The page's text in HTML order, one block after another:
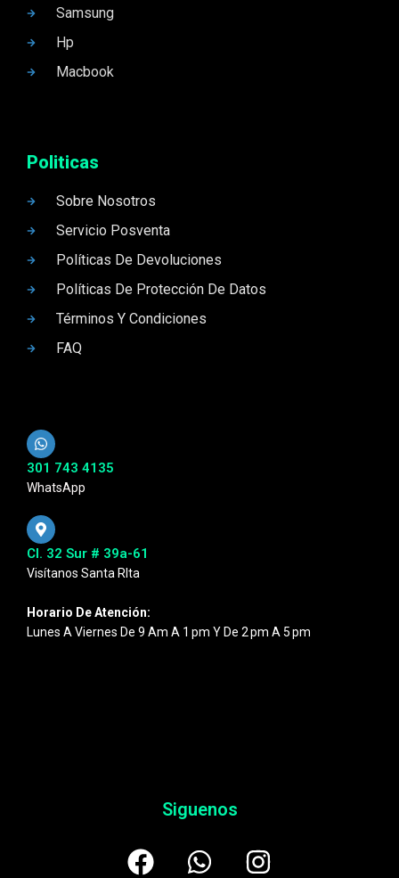
Samsung
Hp
Macbook
Politicas
Sobre Nosotros
Servicio Posventa
Políticas De Devoluciones
Políticas De Protección De Datos
Términos Y Condiciones
FAQ
301 743 4135
WhatsApp
Cl. 32 Sur # 39a-61
Visítanos Santa RIta
Horario De Atención:
Lunes A Viernes De 9 Am A 1 Pm Y De 2 Pm A 5 Pm
Siguenos